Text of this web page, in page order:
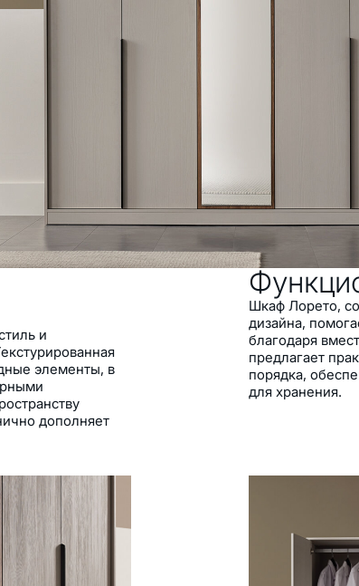
доводчиком
для хранения с
и
элементы, в
дополняет
Шкаф Лорето,
дизайна,
благодаря
предлагает
порядка,
для хранения.